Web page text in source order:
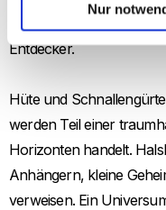
Nur
Wilden Westen
Entdecker.
Hüte und
werden Teil einer
Horizonten handelt.
Anhängern, kleine
verweisen. Ein